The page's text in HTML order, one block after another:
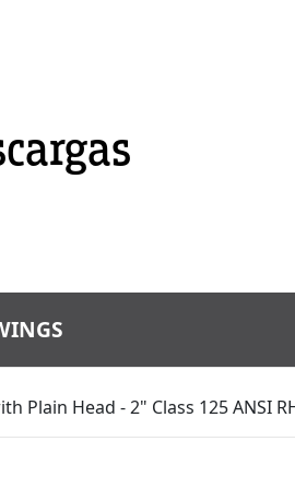
Plain Head - 2" Class 125 ANSI